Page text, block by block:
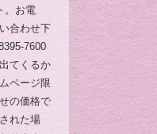
。お電
合わせ下
7600
てくるか
ページ限
の価格で
れた場